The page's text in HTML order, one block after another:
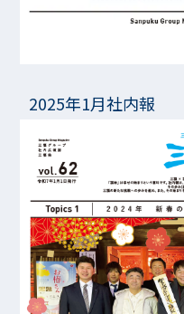
2025年1月社内報